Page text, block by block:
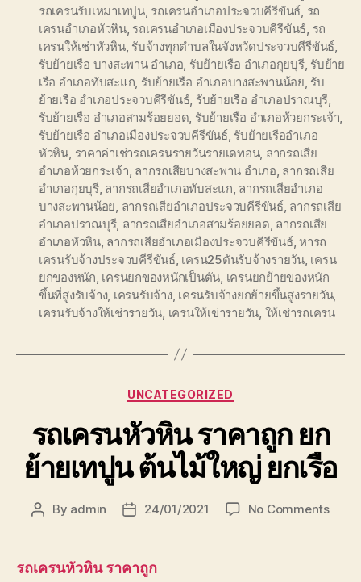
รถเครนรับเหมาเทปูน, รถเครนอำเภอประจวบคีรีขันธ์ รถ
เครนอำเภอหัวหิน, รถเครนอำเภอเมืองประจวบคีรีขันธ์ รถ
เครนให้เช่าหัวหิน, รับจ้างทุกตำบลในจังหวัดประจวบคีรีขันธ์
รับย้ายเรือ บางสะพาน อำเภอ รับย้ายเรือ อำเภอกุยบุรี, รับย้าย
เรือ อำเภอทับสะแก รับย้ายเรือ อำเภอบางสะพานน้อย รับ
ย้ายเรือ อำเภอประจวบคีรีขันธ์, รับย้ายเรือ อำเภอปราณบุรี
รับย้ายเรือ อำเภอสามร้อยยอด รับย้ายเรือ อำเภอห้วยกระเจ้า
รับย้ายเรือ อำเภอเมืองประจวบคีรีขันธ์, รับย้ายเรืออำเภอ
หัวหิน ราคาค่าเช่ารถเครนรายวันรายเดทอน, ลากรถเสีย
อำเภอห้วยกระเจ้า ลากรถเสียบางสะพาน อำเภอ ลากรถเสีย
อำเภอกุยบุรี, ลากรถเสียอำเภอทับสะแก ลากรถเสียอำเภอ
บางสะพานน้อย ลากรถเสียอำเภอประจวบคีรีขันธ์, ลากรถเสีย
อำเภอปราณบุรี, ลากรถเสียอำเภอสามร้อยยอด ลากรถเสีย
อำเภอหัวหิน, ลากรถเสียอำเภอเมืองประจวบคีรีขันธ์,หารถ
เครนรับจ้างประจวบคีรีขันธ์, เครน25ตันรับจ้างรายวัน, เครน
ยกของหนัก เครนยกของหนักเป็นตัน เครนยกย้ายของหนัก
ขึ้นที่สูงรับจ้าง, เครนรับจ้าง, เครนรับจ้างยกย้ายขึ้นสูงรายวัน,
เครนรับจ้างให้เช่ารายวัน เครนให้เข่ารายวัน ให้เช่ารถเครน
Categories
UNCATEGORIZED
รถเครนหัวหิน ราคาถูก ยก
ย้ายเทปูน ต้นไม้ใหญ่ ยกเรือ
Post
By admin
Post24/01/2021 No Commentson
รถเครนหัวหิน ราคาถูก